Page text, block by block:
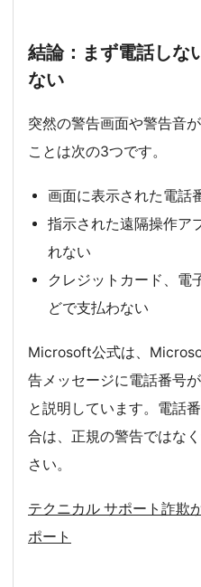
結論：まず電話しな
ない
突然の警告画面や警告音
ことは次の3つです。
画面に表示された電話
指示された遠隔操作ア
れない
クレジットカード、電
どで支払わない
Microsoft公式は、
告メッセージに電話番号
と説明しています。電話
合は、正規の警告ではな
さい。
テクニカル サポート詐欺
ポート